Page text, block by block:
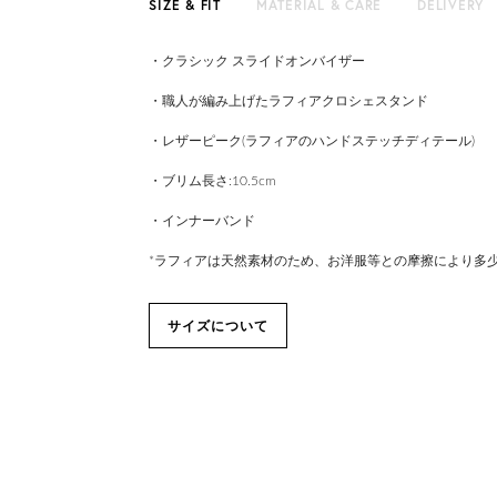
SIZE & FIT MATERIAL & CARE DELIVERY
・クラシック スライドオンバイザー
・職人が編み上げたラフィアクロシェスタンド
・レザーピーク(ラフィアのハンドステッチディテール)
・ブリム長さ:10.5cm
・インナーバンド
*ラフィアは天然素材のため、お洋服等との摩擦により多
サイズについて